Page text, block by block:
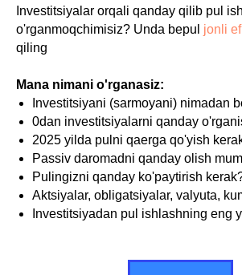
Investitsiyalar orqali qanday qilib pul
o'rganmoqchimisiz? Unda bepul jonli
qiling
Mana nimani o'rganasiz:
Investitsiyani (sarmoyani) nimadan
0dan investitsiyalarni qanday
2025 yilda pulni qaerga qo'yish
Passiv daromadni qanday olish
Pulingizni qanday ko'paytirish
Aktsiyalar, obligatsiyalar, valyuta,
Investitsiyadan pul ishlashning eng